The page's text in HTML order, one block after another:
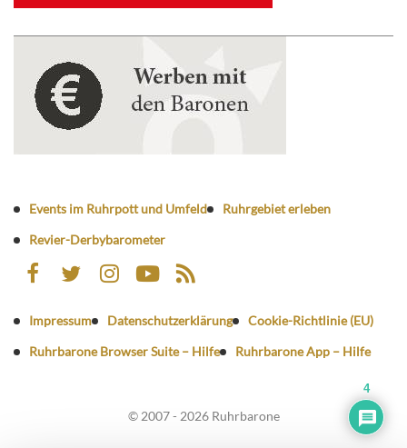
Events im Ruhrpott und Umfeld
Ruhrgebiet erleben
Revier-Derbybarometer
Impressum Datenschutzerklärung
Cookie-Richtlinie (EU)
Ruhrbarone Browser Suite – Hilfe
Ruhrbarone App – Hilfe
© 2007 - 2026 Ruhrbarone
4